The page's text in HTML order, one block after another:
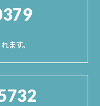
ます。